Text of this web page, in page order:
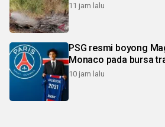
11 jam lalu
PSG resmi boyong
Monaco pada bursa
10 jam lalu